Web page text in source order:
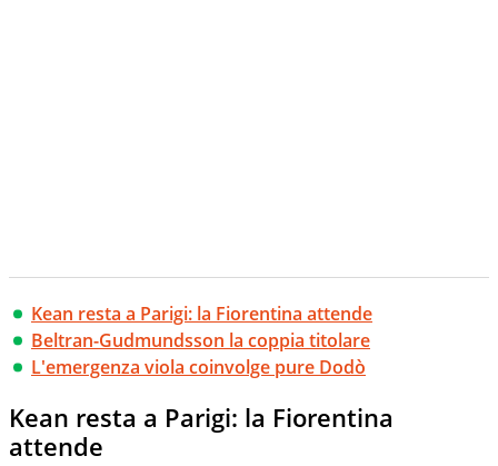
Kean resta a Parigi: la Fiorentina attende
Beltran-Gudmundsson la coppia titolare
L'emergenza viola coinvolge pure Dodò
Kean resta a Parigi: la Fiorentina
attende